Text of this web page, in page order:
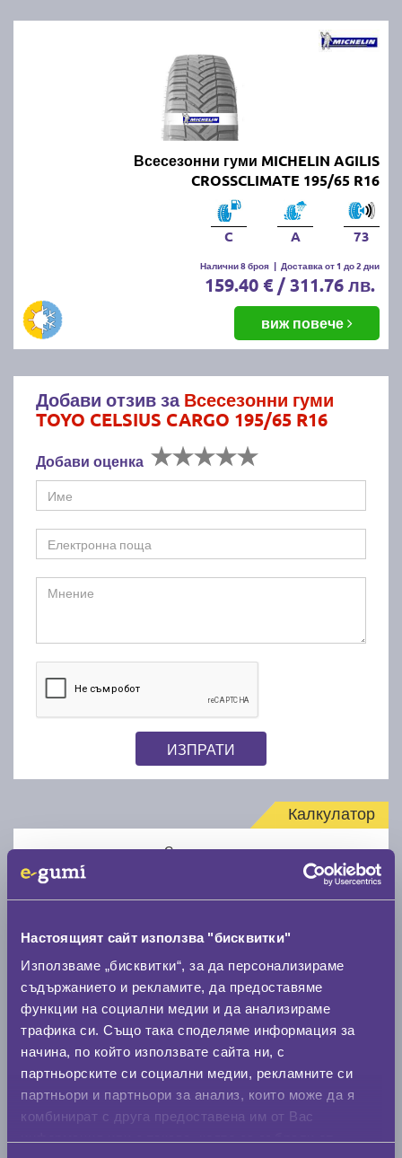
Настоящият сайт използва "бисквитки"
Използваме „бисквитки“, за да персонализираме
съдържанието и рекламите, да предоставяме
функции на социални медии и да анализираме
трафика си. Също така споделяме информация за
начина, по който използвате сайта ни, с
партньорските си социални медии, рекламните си
партньори и партньори за анализ, които може да я
комбинират с друга предоставена им от Вас
Всесезонни гуми MICHELIN AGILIS
CROSSCLIMATE 195/65 R16
C A 73
Налични 8 броя | Доставка от 1 до 2 дни
159.40 € / 311.76 лв.
виж повече
Добави отзив заВсесезонни гуми
TOYO CELSIUS CARGO 195/65 R16
Добави оценка
ИЗПРАТИ
Калкулатор
Стар размер
Стар размер